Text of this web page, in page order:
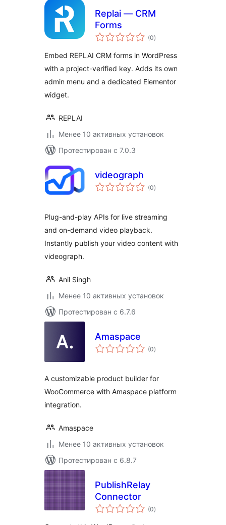
Replai — CRM
Forms
(0общий
рейтинг
)
Embed REPLAI CRM forms in WordPress
with a project-verified key. Adds its own
admin menu and a dedicated Elementor
widget.
REPLAI
Менее 10 активных установок
Протестирован с 7.0.3
videograph
(0общий
рейтинг
)
Plug-and-play APIs for live streaming
and on-demand video playback.
Instantly publish your video content with
videograph.
Anil Singh
Менее 10 активных установок
Протестирован с 6.7.6
Amaspace
(0общий
рейтинг
)
A customizable product builder for
WooCommerce with Amaspace platform
integration.
Amaspace
Менее 10 активных установок
Протестирован с 6.8.7
PublishRelay
Connector
(0общий
рейтинг
)